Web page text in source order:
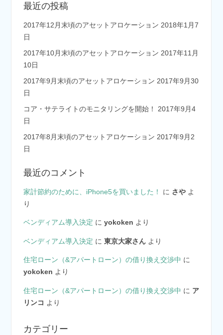
最近の投稿
2017年12月末頃のアセットアロケーション 2018年1月7
日
2017年10月末頃のアセットアロケーション 2017年11月
10日
2017年9月末頃のアセットアロケーション 2017年9月30
日
コア・サテライトのモニタリングを開始！
2017年9月4
日
2017年8月末頃のアセットアロケーション 2017年9月2
日
最近のコメント
家計節約のために、iPhone5を買いました！ に さやよ
り
ベンディアム導入決定 に yokoken より
ベンディアム導入決定 に 東京大家さんより
住宅ローン（&アパートローン）の借り換え交渉中 に
yokoken より
住宅ローン（&アパートローン）の借り換え交渉中 に ア
リンコ より
カテゴリー